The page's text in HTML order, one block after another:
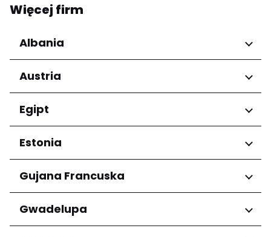
Więcej firm
Albania
Regiony
Qarku i Tiranës
Austria
Regiony
Niederösterreich
Salzburg
Wien
Egipt
Regiony
Kair
Estonia
Regiony
Harju maakond
Tartu maakond
Gujana Francuska
Regiony
Arrondissement de Cayenne
Gwadelupa